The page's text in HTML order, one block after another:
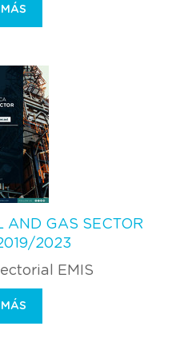
AND GAS SECTOR
2023
EMIS